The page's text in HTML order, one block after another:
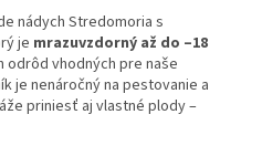
nádych Stredomoria s
je mrazuvzdorný až do –18
odrôd vhodných pre naše
je nenáročný na pestovanie a
priniesť aj vlastné plody –